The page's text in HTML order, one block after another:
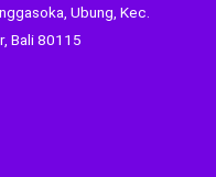
Ubung, Kec.
Bali 80115